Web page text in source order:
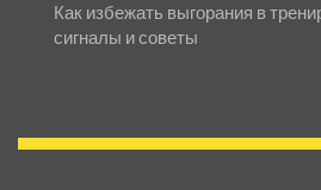
Как избежать выгорания в
сигналы и советы